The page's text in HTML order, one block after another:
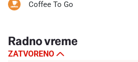
Coffee To Go
Radno vreme
ZATVORENO